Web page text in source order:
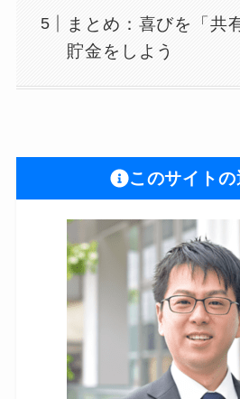
まとめ：喜びを「共
貯金をしよう
このサイトの